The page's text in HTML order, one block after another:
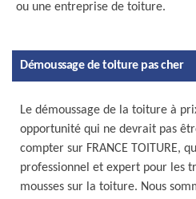
ou une entreprise de toiture.
Démoussage de toiture pas cher
Le démoussage de la toiture à
opportunité qui ne devrait pas
compter sur FRANCE TOITURE,
professionnel et expert pour les
mousses sur la toiture. Nous